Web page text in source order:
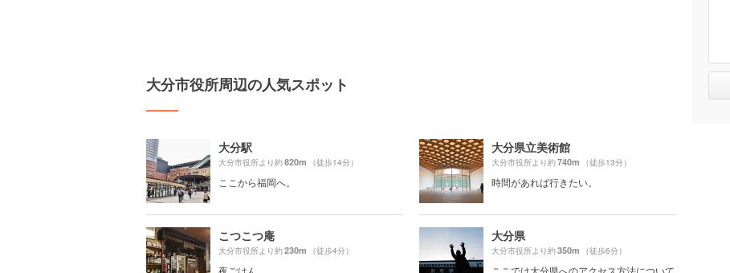
大分市役所周辺の人気スポット
大分駅
大分市役所より約820m （徒歩14分）
ここから福岡へ。
大分県立美術館
大分市役所より約740m （徒歩13分）
時間があれば行きたい。
こつこつ庵
大分市役所より約230m （徒歩4分）
夜ごはん
大分県
大分市役所より約350m （徒歩6分）
ここでは大分県へのアクセス方法について